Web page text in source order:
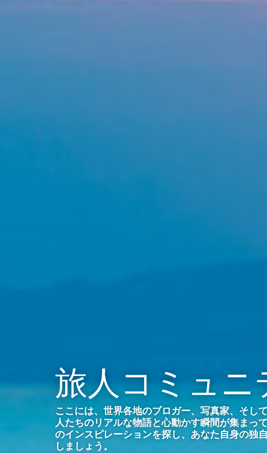
旅人コミュニ
ここには、世界各地のブロガー、写真家、そし
人たちのリアルな物語と心動かす瞬間が集まっ
のインスピレーションを探し、あなた自身の独
しましょう。